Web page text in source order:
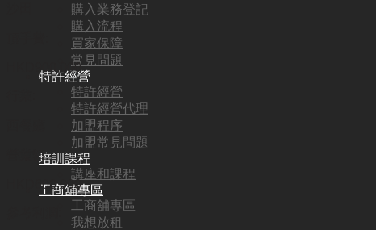
購入業務登記
購入流程
買家保障
常見問題
特許經營
特許經營
特許經營代理
加盟程序
加盟常見問題
培訓課程
講座和課程
工商舖專區
工商舖專區
我想放租
900,000
營業額:
HKD600,000